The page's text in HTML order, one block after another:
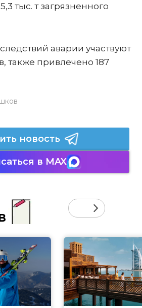
тыс. т загрязненного
аварии участвуют
также привлечено 187
новость
в MAX